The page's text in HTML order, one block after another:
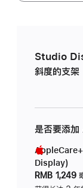
Studio
斜度的支架
是否要添
AppleCare+
Display)
RMB 1,249